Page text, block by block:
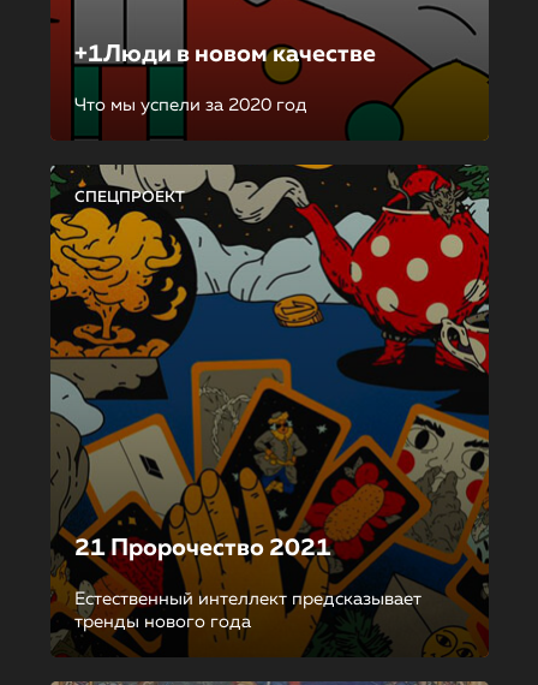
+1Люди в новом качестве
Что мы успели за 2020 год
СПЕЦПРОЕКТ
21 Пророчество 2021
Естественный интеллект предсказывает
тренды нового года